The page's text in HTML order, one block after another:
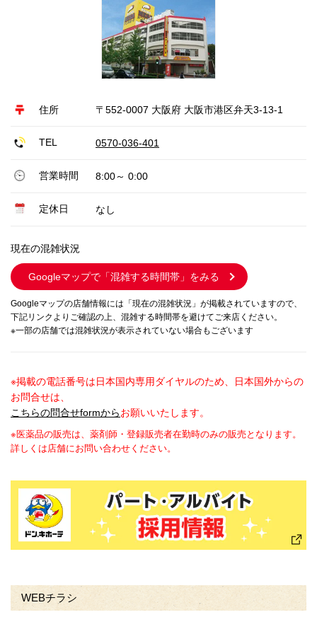
住所 〒552-0007 大阪府 大阪市港区弁天3-13-1
TEL 0570-036-401
営業時間 8:00～ 0:00
定休日 なし
現在の混雑状況
Googleマップで 「混雑する時間帯」をみる
Googleマップの店舗情報には「現在の混雑状況」が掲載されていますので、
下記リンクよりご確認の上、混雑する時間帯を避けてご来店ください。
※一部の店舗では混雑状況が表示されていない場合もございます
※掲載の電話番号は日本国内専用ダイヤルのため、日本国外からの
お問合せは、
こちらの問合せformからお願いいたします。
※医薬品の販売は、薬剤師・登録販売者在勤時のみの販売となります。
詳しくは店舗にお問い合わせください。
WEBチラシ